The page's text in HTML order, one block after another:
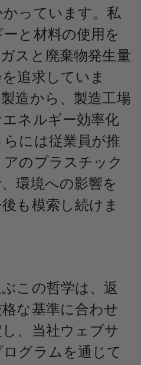
っています。私
と材料の使用を
スと廃棄物発生量
追求していま
造から、製造工場
ネルギー効率化
には従業員が推
のプラスチック
環境への影響を
も模索し続けま
この哲学は、返
な基準に合わせ
、当社ウェブサ
グラムを通じて